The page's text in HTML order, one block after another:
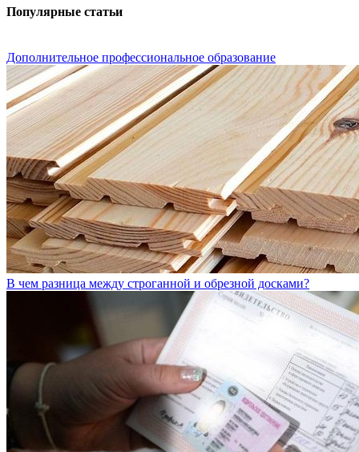
Популярные статьи
Дополнительное профессиональное образование
В чем разница между строганной и обрезной досками?